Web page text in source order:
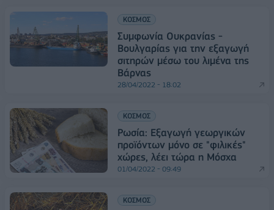
ΚΟΣΜΟΣ
Συμφωνία Ουκρανίας -
Βουλγαρίας για την εξαγωγή
σιτηρών μέσω του λιμένα της
Βάρνας
28/04/2022 - 18:02
ΚΟΣΜΟΣ
Ρωσία: Εξαγωγή γεωργικών
προϊόντων μόνο σε "φιλικές"
χώρες, λέει τώρα η Μόσχα
01/04/2022 - 09:49
ΚΟΣΜΟΣ